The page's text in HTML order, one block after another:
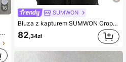
16
PAVTROS Męska bluza z kapturem w stylu ulicznym z patchworkowym wzorem, dwuwarstwowy kaptur, podzielona struktura, haft krzyżykowy 3D, odpowiednia na festiwale muzyczne na świeżym powietrzu, do noszenia na co dzień, na spotkania ze znajomymi, prezent dla chłopaka/męża, rocznica
SUMWON
Bluza z kapturem SUMWON Crop Fit Oversized z kieszenią z przodu, casualowa, uliczna, na zimę i jesień, gładka
82,34zł